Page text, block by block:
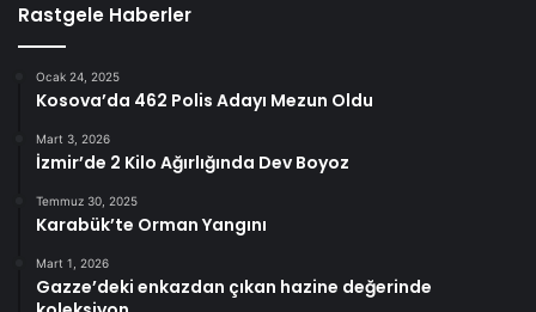
Rastgele Haberler
Ocak 24, 2025
Kosova’da 462 Polis Adayı Mezun Oldu
Mart 3, 2026
İzmir’de 2 Kilo Ağırlığında Dev Boyoz
Temmuz 30, 2025
Karabük’te Orman Yangını
Mart 1, 2026
Gazze’deki enkazdan çıkan hazine değerinde